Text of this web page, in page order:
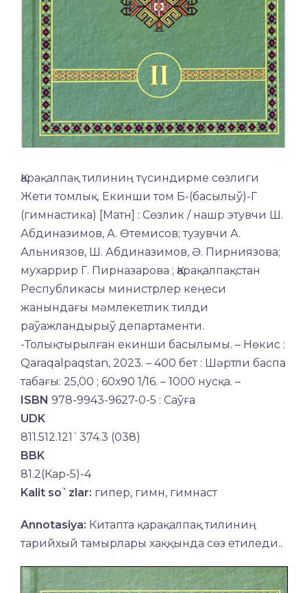
Қарақалпақ тилиниң түсиндирме сөзлиги
Жети томлық. Екинши том Б-(басылыў)-Г
(гимнастика) [Матн] : Сөзлик / нашр этувчи Ш.
Абдиназимов, А. Өтемисов; тузувчи А.
Альниязов, Ш. Абдиназимов, Ә. Пирниязова;
мухаррир Г. Пирназарова ; Қарақалпақстан
Республикасы министрлер кеңеси
жанындағы мәмлекетлик тилди
раўажландырыў департаменти.
-Толықтырылған екинши басылымы. – Нөкис :
Qaraqalpaqstan, 2023. – 400 бет : Шәртли баспа
табағы: 25,00 ; 60х90 1/16. – 1000 нусқа. –
ISBN 978-9943-9627-0-5 : Саўға
UDK
811.512.121`374.3 (038)
BBK
81.2(Кар-5)-4
Kalit so`zlar: гипер, гимн, гимнаст
Annotasiya: Китапта қарақалпақ тилиниң
тарийхый тамырлары хаққында сөз етиледи..